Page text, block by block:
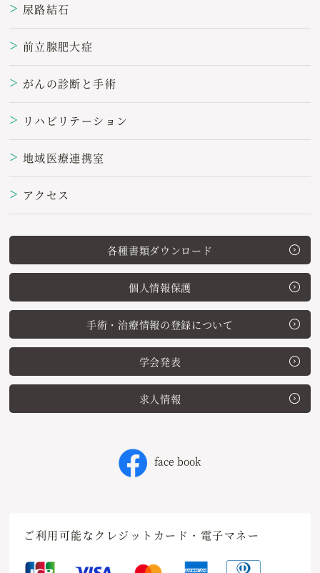
＞ 尿路結石
＞ 前立腺肥大症
＞ がんの診断と手術
＞ リハビリテーション
＞ 地域医療連携室
＞ アクセス
各種書類ダウンロード
個人情報保護
手術・治療情報の登録について
学会発表
求人情報
face book
ご利用可能なクレジットカード・電子マネー